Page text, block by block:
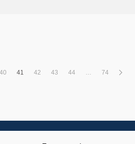
40 41 42 43 44 74